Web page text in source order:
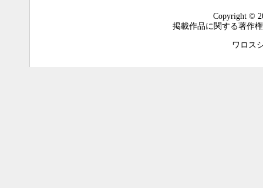
Copyright ©
掲載作品に関する著作
ワロス